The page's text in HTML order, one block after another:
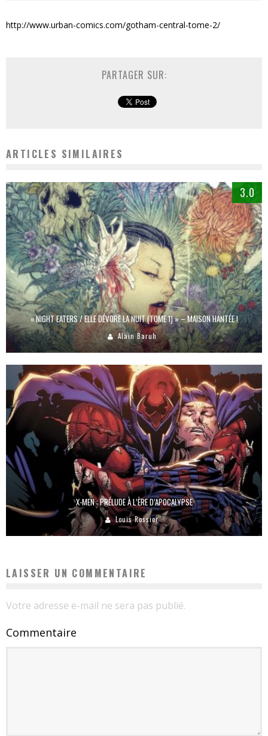
http://www.urban-comics.com/gotham-central-tome-2/
PARTAGER SUR:
ARTICLES SIMILAIRES
3.0
« NIGHT EATERS / ELLE DÉVORE LA NUIT (TOME 1) » – MAISON HANTÉE !
Alain Baruh
X-MEN : PRÉLUDE À L’ÈRE D’APOCALYPSE
Louis Rossier
LAISSER UN COMMENTAIRE
Votre adresse e-mail ne sera pas publié.
Commentaire